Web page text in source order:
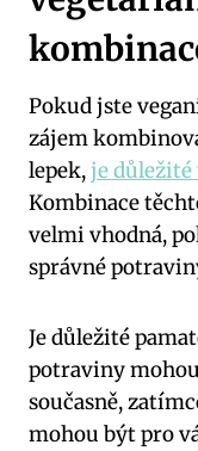
Pokud jste
zájem
lepek,je důležité
Kombinace
velmi vhodná,
správné
Je důležité
potraviny
současně,
mohou být pro